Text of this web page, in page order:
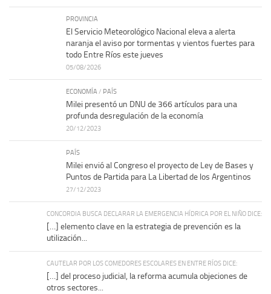
PROVINCIA
El Servicio Meteorológico Nacional eleva a alerta
naranja el aviso por tormentas y vientos fuertes para
todo Entre Ríos este jueves
05/08/2026
ECONOMÍA / PAÍS
Milei presentó un DNU de 366 artículos para una
profunda desregulación de la economía
20/12/2023
PAÍS
Milei envió al Congreso el proyecto de Ley de Bases y
Puntos de Partida para La Libertad de los Argentinos
27/12/2023
CONCORDIA BUSCA DECLARAR LA EMERGENCIA HÍDRICA POR EL NIÑO DICE:
[…] elemento clave en la estrategia de prevención es la
utilización...
CAUTELAR POR LOS COMEDORES ESCOLARES EN ENTRE RÍOS DICE:
[…] del proceso judicial, la reforma acumula objeciones de
otros sectores...